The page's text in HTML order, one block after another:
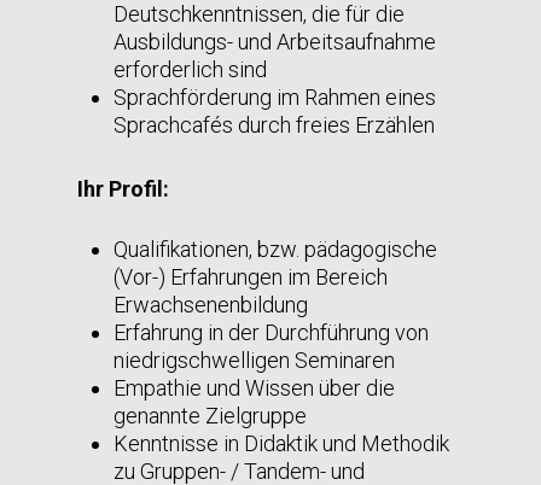
Deutschkenntnissen, die für die
Ausbildungs- und Arbeitsaufnahme
erforderlich sind
Sprachförderung im Rahmen eines
Sprachcafés durch freies Erzählen
Ihr Profil:
Qualifikationen, bzw. pädagogische
(Vor-) Erfahrungen im Bereich
Erwachsenenbildung
Erfahrung in der Durchführung von
niedrigschwelligen Seminaren
Empathie und Wissen über die
genannte Zielgruppe
Kenntnisse in Didaktik und Methodik
zu Gruppen- / Tandem- und